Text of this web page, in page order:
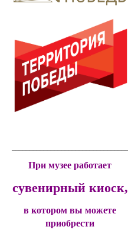
При музее работает
сувенирный киоск,
в котором вы можете
приобрести